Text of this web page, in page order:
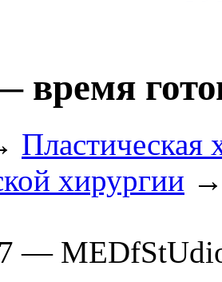
время
Пластическая
хирургии →
—